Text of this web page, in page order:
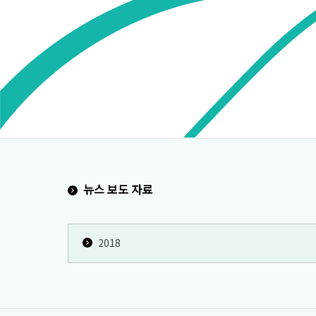
뉴스 보도 자료
2018